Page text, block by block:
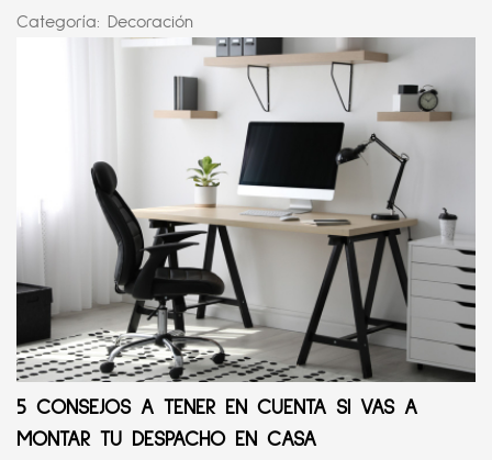
Categoría: Decoración
5 CONSEJOS A TENER EN CUENTA SI VAS A
MONTAR TU DESPACHO EN CASA